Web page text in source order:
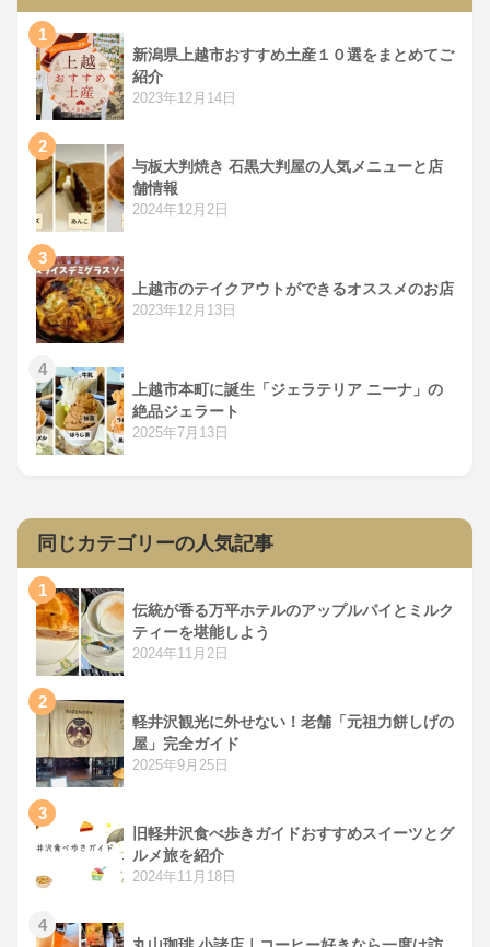
1
新潟県上越市おすすめ土産１０選をまとめてご
紹介
2023年12月14日
2
与板大判焼き 石黒大判屋の人気メニューと店
舗情報
2024年12月2日
3
上越市のテイクアウトができるオススメのお店
2023年12月13日
4
上越市本町に誕生「ジェラテリア ニーナ」の
絶品ジェラート
2025年7月13日
同じカテゴリーの人気記事
1
伝統が香る万平ホテルのアップルパイとミルク
ティーを堪能しよう
2024年11月2日
2
軽井沢観光に外せない！老舗「元祖力餅しげの
屋」完全ガイド
2025年9月25日
3
旧軽井沢食べ歩きガイドおすすめスイーツとグ
ルメ旅を紹介
2024年11月18日
4